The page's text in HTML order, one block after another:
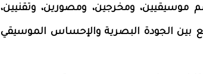
ومخرجين، ومصورين، وتقنيين،
بين الجودة البصرية والإحساس الموسيقي